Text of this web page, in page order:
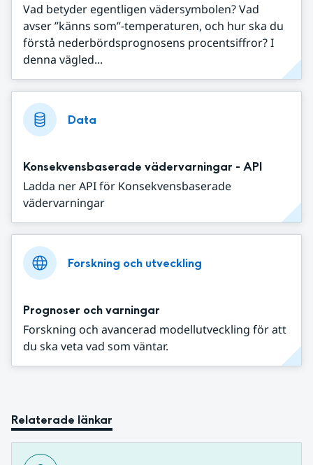
Vad betyder egentligen vädersymbolen? Vad
avser ”känns som”-temperaturen, och hur ska du
förstå nederbördsprognosens procentsiffror? I
denna vägled...
Data
Konsekvensbaserade vädervarningar - API
Ladda ner API för Konsekvensbaserade
vädervarningar
Forskning och utveckling
Prognoser och varningar
Forskning och avancerad modellutveckling för att
du ska veta vad som väntar.
Relaterade länkar